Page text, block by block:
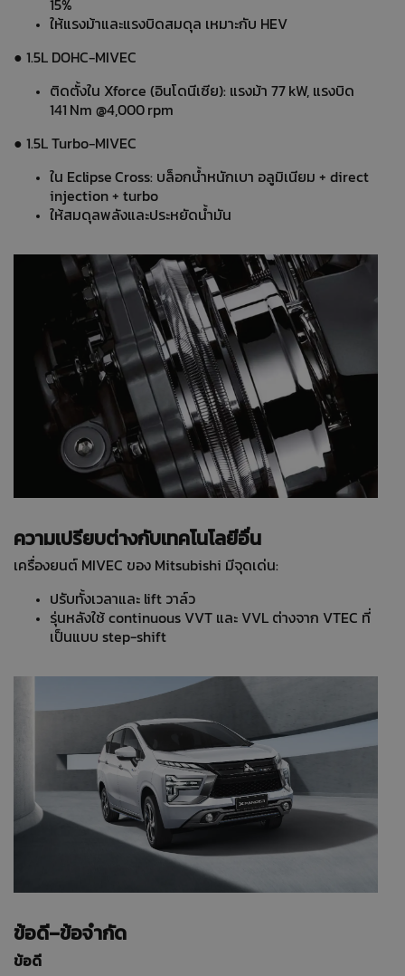
15%
ให้แรงม้าและแรงบิดสมดุล เหมาะกับ HEV
● 1.5L DOHC‑MIVEC
ติดตั้งใน Xforce (อินโดนีเซีย): แรงม้า 77 kW, แรงบิด
141 Nm @4,000 rpm
● 1.5L Turbo‑MIVEC
ใน Eclipse Cross: บล็อกน้ำหนักเบา อลูมิเนียม + direct
injection + turbo
ให้สมดุลพลังและประหยัดน้ำมัน
ความเปรียบต่างกับเทคโนโลยีอื่น
เครื่องยนต์ MIVEC ของ Mitsubishi มีจุดเด่น:
ปรับทั้งเวลาและ lift วาล์ว
รุ่นหลังใช้ continuous VVT และ VVL ต่างจาก VTEC ที่
เป็นแบบ step-shift
ข้อดี–ข้อจำกัด
ข้อดี